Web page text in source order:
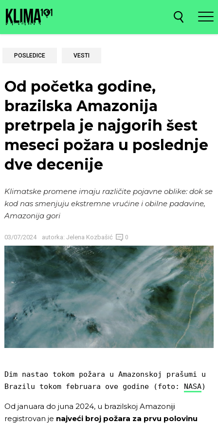
POSLEDICE VESTI
Od početka godine,
brazilska Amazonija
pretrpela je najgorih šest
meseci požara u poslednje
dve decenije
Klimatske promene imaju različite pojavne oblike: dok se
kod nas smenjuju ekstremne vrućine i obilne padavine,
Amazonija gori
03/07/2024 autorka: Jelena Kozbašić 0
Dim nastao tokom požara u Amazonskoj prašumi u
Brazilu tokom februara ove godine (foto: NASA)
Od januara do juna 2024, u brazilskoj Amazoniji
registrovan je najveći broj požara za prvu polovinu